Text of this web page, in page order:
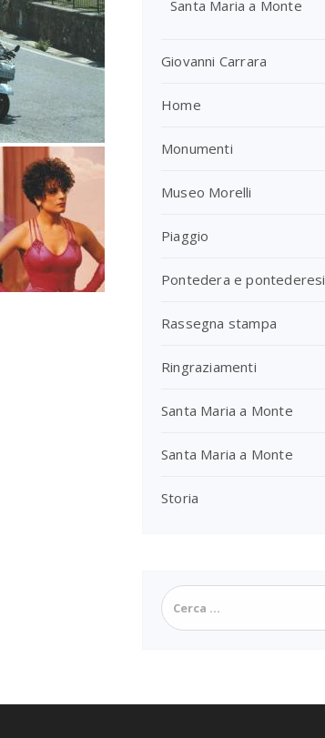
Santa Maria a Monte
Giovanni Carrara
Home
Monumenti
Museo Morelli
Piaggio
Pontedera e pontederesi
Rassegna stampa
Ringraziamenti
Santa Maria a Monte
Santa Maria a Monte
Storia
Ricerca
per: